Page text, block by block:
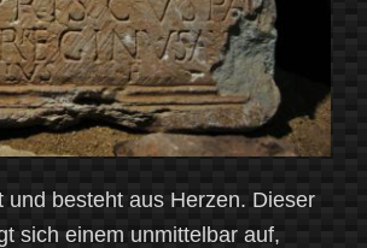
und besteht aus Herzen. Dieser
sich einem unmittelbar auf,